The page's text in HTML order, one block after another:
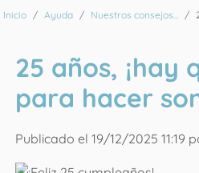
Inicio Ayuda Nuestros consejos...
25 años, ¡hay
para hacer
Publicado el 19/12/2025 11:19